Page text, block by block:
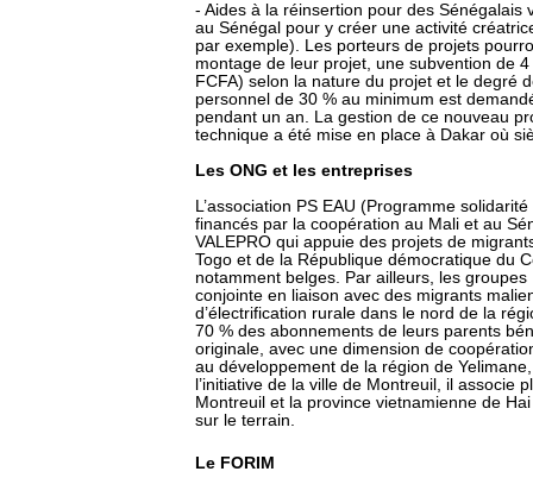
- Aides à la réinsertion pour des
au Sénégal pour y créer une activité
par exemple). Les porteurs de projets
montage de leur projet, une subvention de
FCFA) selon la nature du projet et le degré
personnel de 30 % au minimum est
pendant un an. La gestion de ce nouveau
technique a été mise en place à Dakar où
Les ONG et les entreprises
L’association PS EAU (Programme
financés par la coopération au Mali et au
VALEPRO qui appuie des projets de
Togo et de la République démocratique du
notamment belges. Par ailleurs, les
conjointe en liaison avec des migrants
d’électrification rurale dans le nord de la
70 % des abonnements de leurs parents
originale, avec une dimension de
au développement de la région de
l’initiative de la ville de Montreuil, il associe
Montreuil et la province vietnamienne de
sur le terrain.
Le FORIM